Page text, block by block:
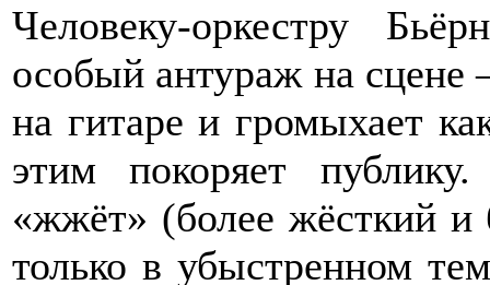
Человеку-оркестру
особый антураж на сцене
на гитаре и громыхает
этим покоряет
«жжёт» (более жёсткий и
только в убыстренном